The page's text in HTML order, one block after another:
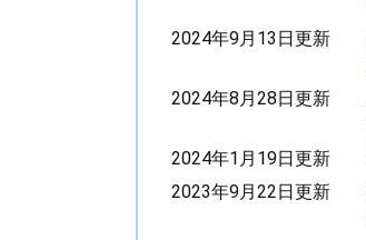
2024年9月13日更新
2024年8月28日更新
2024年1月19日更新
2023年9月22日更新